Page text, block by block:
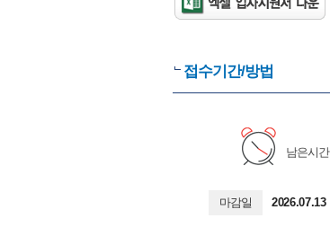
접수기간/방법
남은시간
마감일 2026.07.13